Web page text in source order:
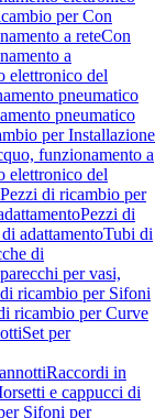
per Con
a reteCon
a
elettronico del
pneumatico
pneumatico
per Installazione
funzionamento a
elettronico del
Pezzi di ricambio per
Pezzi di
adattamentoTubi di
di
per vasi,
ricambio per Sifoni
ricambio per Curve
Set per
Raccordi in
e cappucci di
Sifoni per